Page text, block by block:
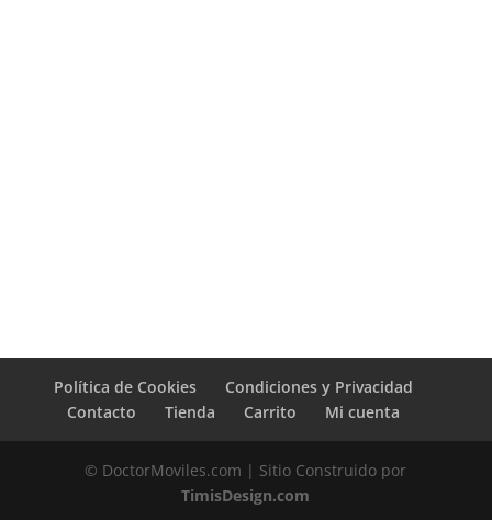
Política de Cookies
Condiciones y Privacidad
Contacto
Tienda Carrito Mi cuenta
© DoctorMoviles.com | Sitio Construido por
TimisDesign.com